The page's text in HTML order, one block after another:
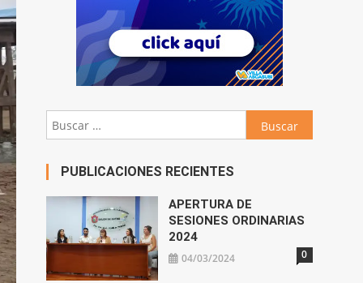
Buscar:
PUBLICACIONES RECIENTES
APERTURA DE
SESIONES ORDINARIAS
2024
04/03/2024 0